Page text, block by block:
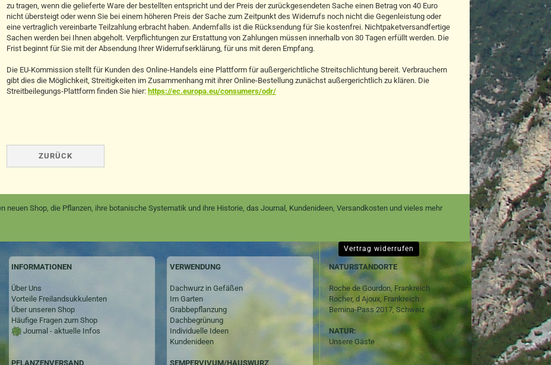
zu tragen, wenn die gelieferte Ware der bestellten entspricht und der Preis der zurückgesendeten Sache einen Betrag von 40 Euro
nicht übersteigt oder wenn Sie bei einem höheren Preis der Sache zum Zeitpunkt des Widerrufs noch nicht die Gegenleistung oder
eine vertraglich vereinbarte Teilzahlung erbracht haben. Andernfalls ist die Rücksendung für Sie kostenfrei. Nichtpaketversandfertige
Sachen werden bei Ihnen abgeholt. Verpflichtungen zur Erstattung von Zahlungen müssen innerhalb von 30 Tagen erfüllt werden. Die
Frist beginnt für Sie mit der Absendung Ihrer Widerrufserklärung, für uns mit deren Empfang.
Die EU-Kommission stellt für Kunden des Online-Handels eine Plattform für außergerichtliche Streitschlichtung bereit. Verbrauchern
gibt dies die Möglichkeit, Streitigkeiten im Zusammenhang mit ihrer Online-Bestellung zunächst außergerichtlich zu klären. Die
Streitbeilegungs-Plattform finden Sie hier: https://ec.europa.eu/consumers/odr/
ZURÜCK
neuen Shop, die Pflanzen, ihre botanische Systematik und ihre Historie, das Journal, Kundenideen, Versandkosten und vieles mehr
INFORMATIONEN
Über Uns
Vorteile Freilandsukkulenten
Über unseren Shop
Häufige Fragen zum Shop
Journal - aktuelle Infos
PFLANZENVERSAND
VERWENDUNG
Dachwurz in Gefäßen
Im Garten
Grabbepflanzung
Dachbegrünung
Individuelle Ideen
Kundenideen
SEMPERVIVUM/HAUSWURZ
NATURSTANDORTE
Roche de Gourdon, Frankreich
Rocher, d Ajoux, Frankreich
Bernina-Pass 2017, Schweiz
NATUR:
Unsere Gäste
Vertrag widerrufen